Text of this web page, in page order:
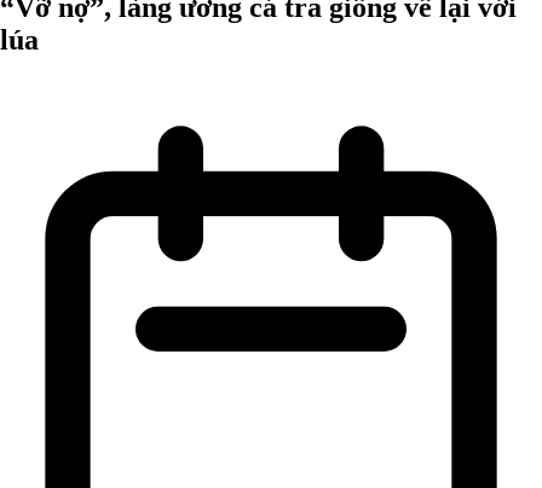
“Vỡ nợ”, làng ương cá tra giống về lại với
lúa